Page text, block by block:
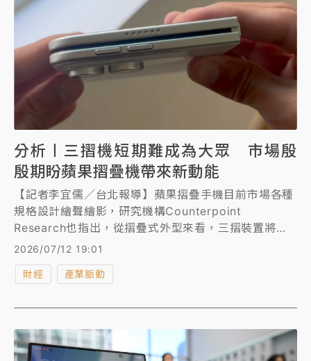
分析〡三摺機短期難成為大眾 市場殷
殷期盼蘋果摺疊機帶來新動能
【記者李宜儒／台北報導】蘋果摺疊手機目前市場各種
規格設計繪聲繪影，研究機構Counterpoint
Research也指出，從摺疊式外型來看，三摺裝置將繼
續作為旗艦展示與技術驗證平台，短期內不太可能成為
提升使用者體驗，摺疊手機將重新進入成長週期。
2026/07/12 19:01
財經 產業脈動